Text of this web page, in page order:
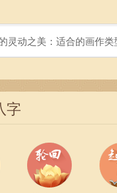
灵动之美：适合的画作
字